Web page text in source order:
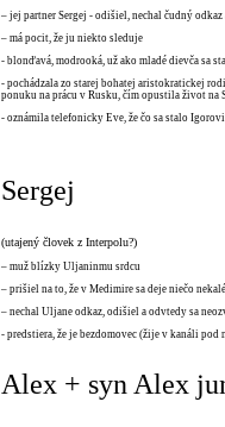
– jej partner Sergej - odišiel, nechal čudný odkaz
– má pocit, že ju niekto sleduje
- blonďavá, modrooká, už ako mladé dievča sa
- pochádzala zo starej bohatej aristokratickej
ponuku na prácu v Rusku, čím opustila život na
- oznámila telefonicky Eve, že čo sa stalo
Sergej
(utajený človek z Interpolu?)
– muž blízky Uljaninmu srdcu
– prišiel na to, že v Medimire sa deje niečo nekalé
– nechal Uljane odkaz, odišiel a odvtedy sa
- predstiera, že je bezdomovec (žije v kanáli
Alex + syn Alex